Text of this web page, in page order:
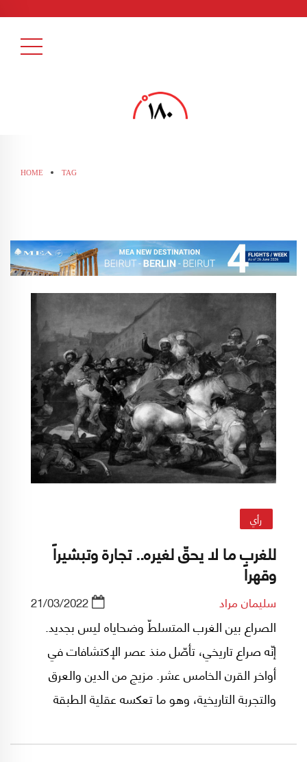
HOME TAG
رأي
للغرب ما لا يحقّ لغيره.. تجارة وتبشيراً
وقهراً
سليمان مراد 21/03/2022
الصراع بين الغرب المتسلطّ وضحاياه ليس بجديد.
إنّه صراع تاريخي، تأصّل منذ عصر الإكتشافات في
أواخر القرن الخامس عشر. مزيج من الدين والعرق
والتجربة التاريخية، وهو ما تعكسه عقلية الطبقة